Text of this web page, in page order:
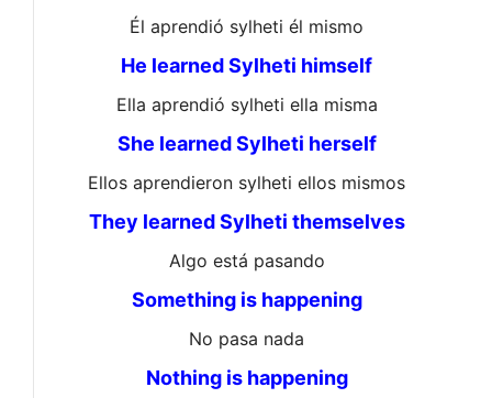
Él aprendió sylheti él mismo
He learned Sylheti himself
Ella aprendió sylheti ella misma
She learned Sylheti herself
Ellos aprendieron sylheti ellos mismos
They learned Sylheti themselves
Algo está pasando
Something is happening
No pasa nada
Nothing is happening